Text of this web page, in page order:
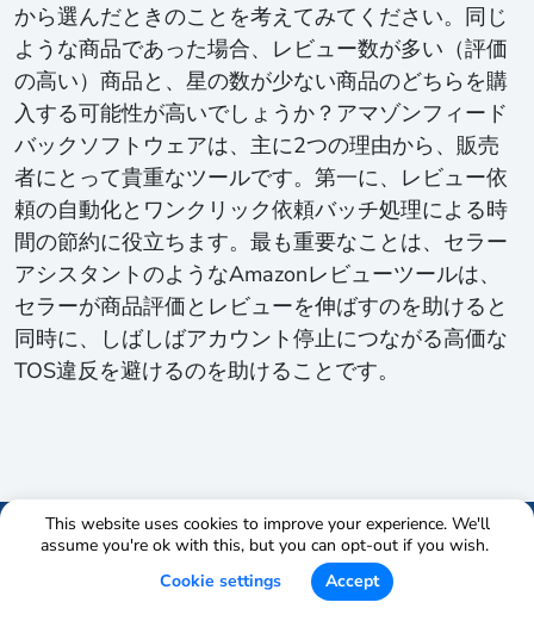
This website uses cookies to improve your experience. We'll
assume you're ok with this, but you can opt-out if you wish.
Cookie settings
Accept
から選んだときのことを考えてみてください。同じ
ような商品であった場合、レビュー数が多い（評価
の高い）商品と、星の数が少ない商品のどちらを購
入する可能性が高いでしょうか？アマゾンフィード
バックソフトウェアは、主に2つの理由から、販売
者にとって貴重なツールです。第一に、レビュー依
頼の自動化とワンクリック依頼バッチ処理による時
間の節約に役立ちます。最も重要なことは、セラー
アシスタントのようなAmazonレビューツールは、
セラーが商品評価とレビューを伸ばすのを助けると
同時に、しばしばアカウント停止につながる高価な
TOS違反を避けるのを助けることです。